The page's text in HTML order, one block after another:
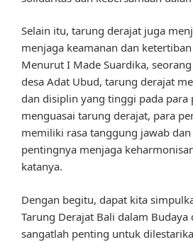
Selain itu, tarung derajat juga
menjaga keamanan dan
Menurut I Made Suardika,
desa Adat Ubud, tarung derajat
dan disiplin yang tinggi pada para
menguasai tarung derajat, para
memiliki rasa tanggung jawab dan
pentingnya menjaga
katanya.
Dengan begitu, dapat kita
Tarung Derajat Bali dalam Budaya
sangatlah penting untuk